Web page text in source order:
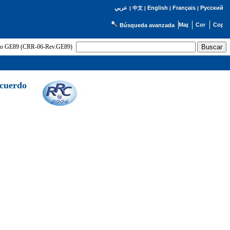
عربي | 中文| English | Français| Русский
Búsqueda avanzada
GE89 (CRR-06-Rev.GE89)